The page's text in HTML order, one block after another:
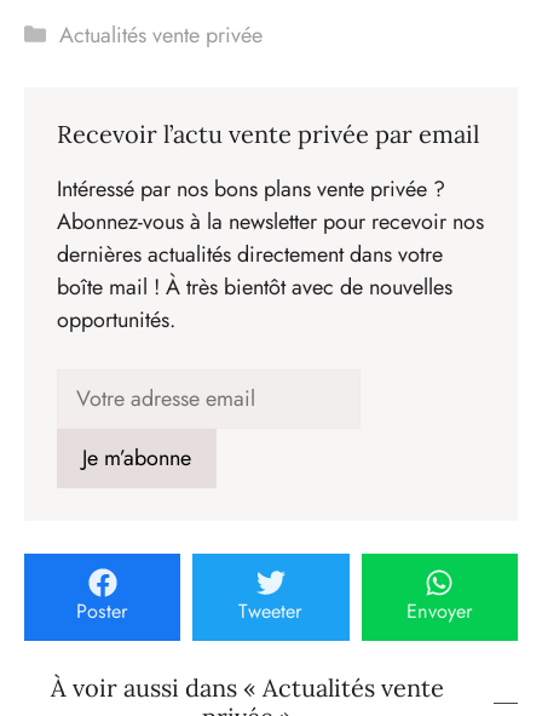
Catégories
Actualités vente privée
Recevoir l’actu vente privée par email
Intéressé par nos bons plans vente privée ?
Abonnez-vous à la newsletter pour recevoir nos
dernières actualités directement dans votre
boîte mail ! À très bientôt avec de nouvelles
opportunités.
Poster Tweeter Envoyer
À voir aussi dans « Actualités vente